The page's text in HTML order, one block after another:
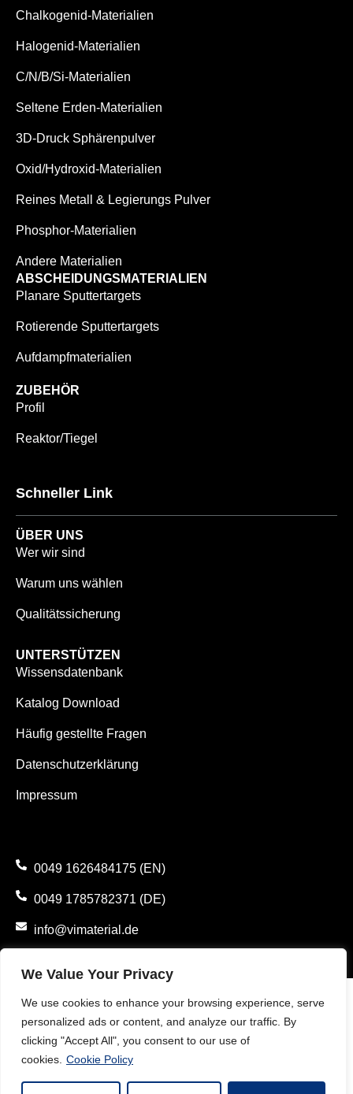
We Value Your Privacy
We use cookies to enhance your browsing experience, serve
personalized ads or content, and analyze our traffic. By
clicking "Accept All", you consent to our use of
cookies. Cookie Policy
Chalkogenid-Materialien
Halogenid-Materialien
C/N/B/Si-Materialien
Seltene Erden-Materialien
3D-Druck Sphärenpulver
Oxid/Hydroxid-Materialien
Reines Metall & Legierungs Pulver
Phosphor-Materialien
Andere Materialien
ABSCHEIDUNGSMATERIALIEN
Planare Sputtertargets
Rotierende Sputtertargets
Aufdampfmaterialien
ZUBEHÖR
Profil
Reaktor/Tiegel
Schneller Link
ÜBER UNS
Wer wir sind
Warum uns wählen
Qualitätssicherung
UNTERSTÜTZEN
Wissensdatenbank
Katalog Download
Häufig gestellte Fragen
Datenschutzerklärung
Impressum
0049 1626484175 (EN)
0049 1785782371 (DE)
info@vimaterial.de